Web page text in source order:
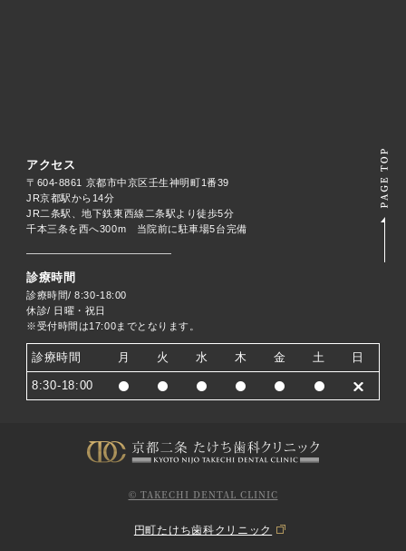
アクセス
〒604-8861 京都市中京区壬生神明町1番39
JR京都駅から14分
JR二条駅、地下鉄東西線二条駅より徒歩5分
千本三条を西へ300m 当院前に駐車場5台完備
診療時間
診療時間/ 8:30-18:00
休診/ 日曜・祝日
※受付時間は17:00までとなります。
診療時間 月 火 水 木 金 土 日
8:30-18:00
© TAKECHI DENTAL CLINIC
円町たけち歯科クリニック